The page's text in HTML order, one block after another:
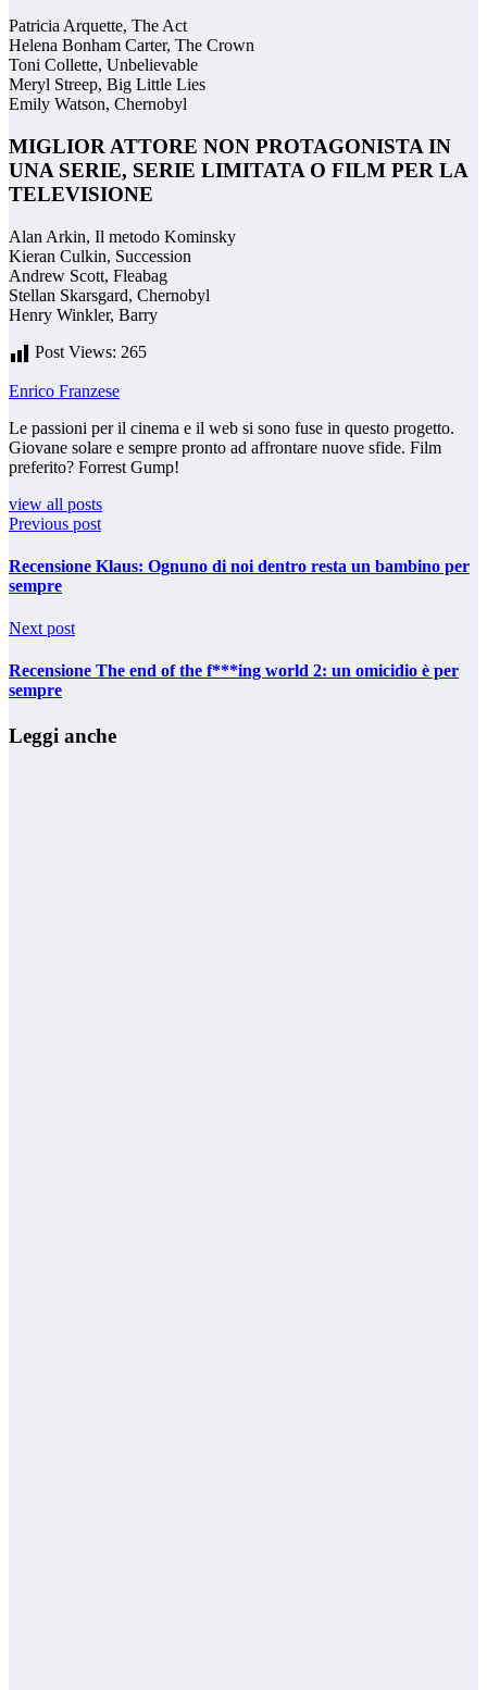
Patricia Arquette, The Act
Helena Bonham Carter, The Crown
Toni Collette, Unbelievable
Meryl Streep, Big Little Lies
Emily Watson, Chernobyl
MIGLIOR ATTORE NON PROTAGONISTA IN
UNA SERIE, SERIE LIMITATA O FILM PER LA
TELEVISIONE
Alan Arkin, Il metodo Kominsky
Kieran Culkin, Succession
Andrew Scott, Fleabag
Stellan Skarsgard, Chernobyl
Henry Winkler, Barry
Post Views: 265
Enrico Franzese
Le passioni per il cinema e il web si sono fuse in questo progetto.
Giovane solare e sempre pronto ad affrontare nuove sfide. Film
preferito? Forrest Gump!
view all posts
Previous post
Recensione Klaus: Ognuno di noi dentro resta un bambino per
sempre
Next post
Recensione The end of the f***ing world 2: un omicidio è per
sempre
Leggi anche